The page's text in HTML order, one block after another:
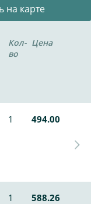
на карте
Кол-
во
Цена
1 494.00
1 588.26